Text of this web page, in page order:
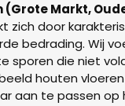
(Grote Markt,
zich door
bedrading. Wij
sporen die niet
houten
aan te passen